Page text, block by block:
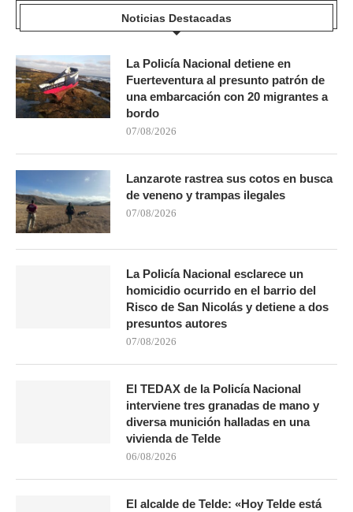
Noticias Destacadas
La Policía Nacional detiene en
Fuerteventura al presunto patrón de
una embarcación con 20 migrantes a
bordo
07/08/2026
Lanzarote rastrea sus cotos en busca
de veneno y trampas ilegales
07/08/2026
La Policía Nacional esclarece un
homicidio ocurrido en el barrio del
Risco de San Nicolás y detiene a dos
presuntos autores
07/08/2026
El TEDAX de la Policía Nacional
interviene tres granadas de mano y
diversa munición halladas en una
vivienda de Telde
06/08/2026
El alcalde de Telde: «Hoy Telde está